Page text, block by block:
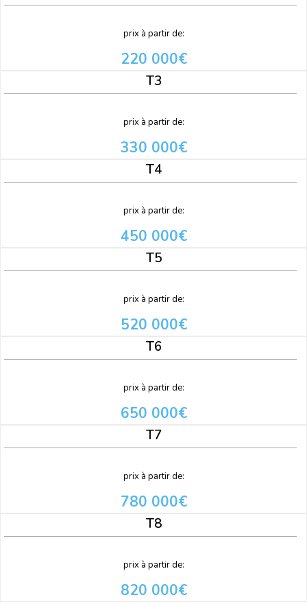
prix à partir de:
220 000€
T3
prix à partir de:
330 000€
T4
prix à partir de:
450 000€
T5
prix à partir de:
520 000€
T6
prix à partir de:
650 000€
T7
prix à partir de:
780 000€
T8
prix à partir de:
820 000€